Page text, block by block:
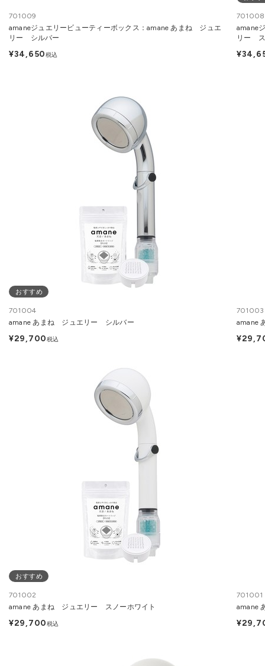
701009
amaneジュエリービューティーボックス：amane あまね ジュエ
リー シルバー
¥34,650税込
701008
amane
リー ス
おすすめ
701004
amane あまね ジュエリー シルバー
¥29,700税込
701003
amane
おすすめ
701002
amane あまね ジュエリー スノーホワイト
¥29,700税込
701001
amane